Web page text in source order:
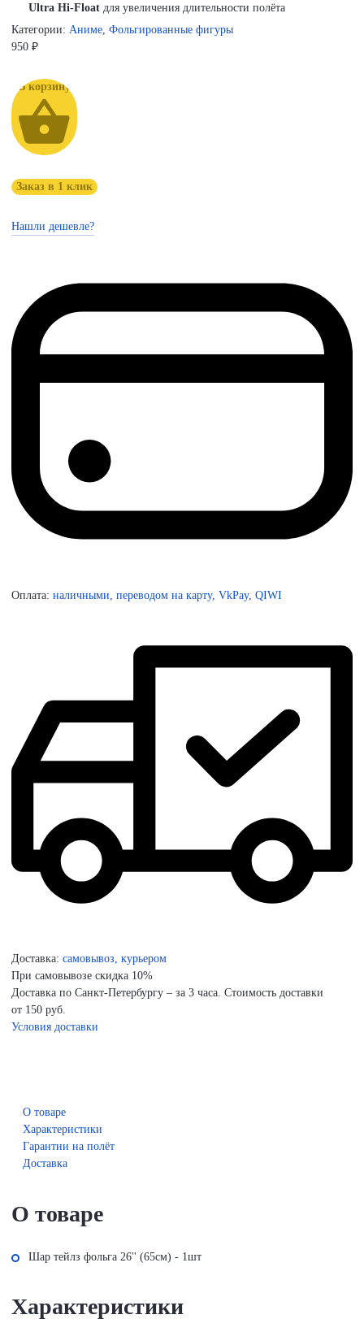
Ultra Hi-Float для увеличения длительности полёта
Категории: Аниме Фольгированные фигуры
950 ₽
Заказ в 1 клик
Нашли дешевле?
Оплата: наличными, переводом на карту, VkPay, QIWI
Доставка: самовывоз, курьером
При самовывозе скидка 10%
Доставка по Санкт-Петербургу – за 3 часа. Стоимость доставки
от 150 руб.
Условия доставки
О товаре
Характеристики
Гарантии на полёт
Доставка
О товаре
Шар тейлз фольга 26'' (65см) - 1шт
Характеристики